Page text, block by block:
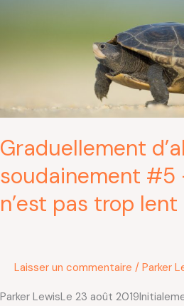
Graduellement
soudainement #5
n’est pas trop lent
Laisser un commentaire / Parker
Parker LewisLe 23 août
lent